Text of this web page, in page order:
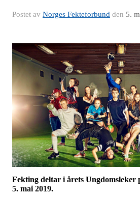
Postet av Norges Fekteforbund den 5.
Fekting deltar i årets Ungdomsleker
5. mai 2019.